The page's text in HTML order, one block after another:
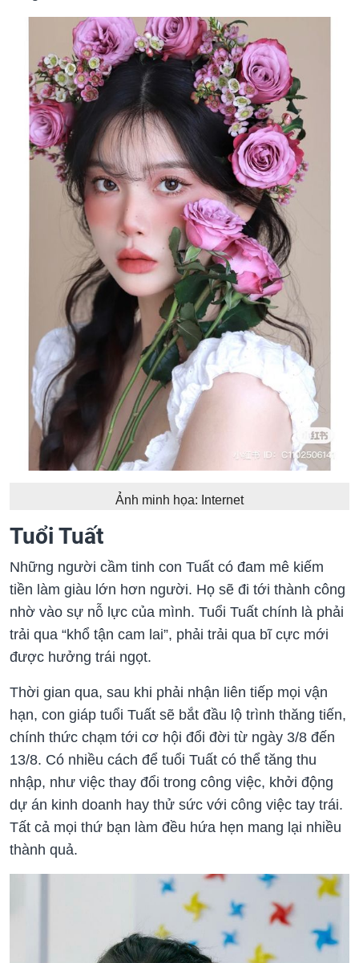
Ảnh minh họa: Internet
Tuổi Tuất
Những người cầm tinh con Tuất có đam mê kiếm
tiền làm giàu lớn hơn người. Họ sẽ đi tới thành công
nhờ vào sự nỗ lực của mình. Tuổi Tuất chính là phải
trải qua “khổ tận cam lai”, phải trải qua bĩ cực mới
được hưởng trái ngọt.
Thời gian qua, sau khi phải nhận liên tiếp mọi vận
hạn, con giáp tuổi Tuất sẽ bắt đầu lộ trình thăng tiến,
chính thức chạm tới cơ hội đổi đời từ ngày 3/8 đến
13/8. Có nhiều cách để tuổi Tuất có thể tăng thu
nhập, như việc thay đổi trong công việc, khởi động
dự án kinh doanh hay thử sức với công việc tay trái.
Tất cả mọi thứ bạn làm đều hứa hẹn mang lại nhiều
thành quả.